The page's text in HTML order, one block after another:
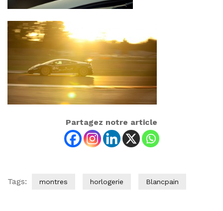
Partagez notre article
Tags: montres horlogerie Blancpain